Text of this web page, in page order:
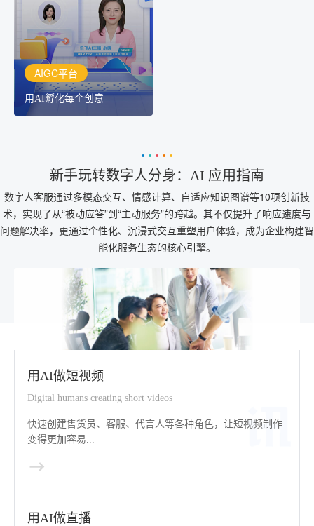
AIGC平台
用AI孵化每个创意
作者都拥有自己的专注AI
创作助手
新手玩转数字人分身：AI 应用指南
数字人客服通过多模态交互、情感计算、自适应知识图谱等10项创新技
术，实现了从“被动应答”到“主动服务”的跨越。其不仅提升了响应速度与
问题解决率，更通过个性化、沉浸式交互重塑用户体验，成为企业构建智
能化服务生态的核心引擎。
用AI做短视频
Digital humans creating short videos
快速创建售货员、客服、代言人等各种角色，让短视频制作
变得更加容易...
用AI做直播